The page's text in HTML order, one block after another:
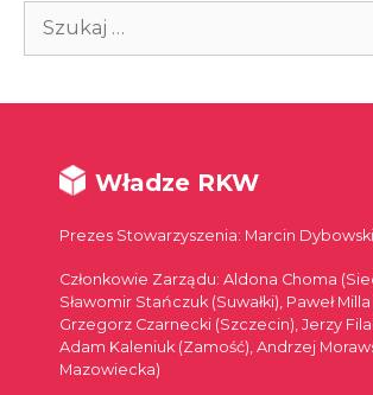
Szukaj:
Władze RKW
Prezes Stowarzyszenia: Marcin
Członkowie Zarządu: Aldona Choma
Sławomir Stańczuk (Suwałki), Paweł
Grzegorz Czarnecki (Szczecin), Jerzy
Adam Kaleniuk (Zamość), Andrzej
Mazowiecka)